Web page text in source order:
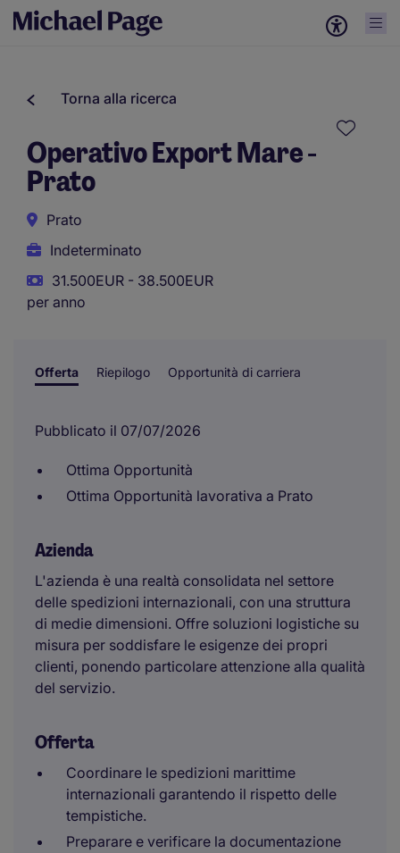
Torna alla ricerca
Operativo Export Mare -
Prato
Prato
Indeterminato
31.500EUR - 38.500EUR
per anno
Offerta Riepilogo Opportunità di carriera
Pubblicato il 07/07/2026
Ottima Opportunità
Ottima Opportunità lavorativa a Prato
Azienda
L'azienda è una realtà consolidata nel settore
delle spedizioni internazionali, con una struttura
di medie dimensioni. Offre soluzioni logistiche su
misura per soddisfare le esigenze dei propri
clienti, ponendo particolare attenzione alla qualità
del servizio.
Offerta
Coordinare le spedizioni marittime
internazionali garantendo il rispetto delle
tempistiche.
Preparare e verificare la documentazione